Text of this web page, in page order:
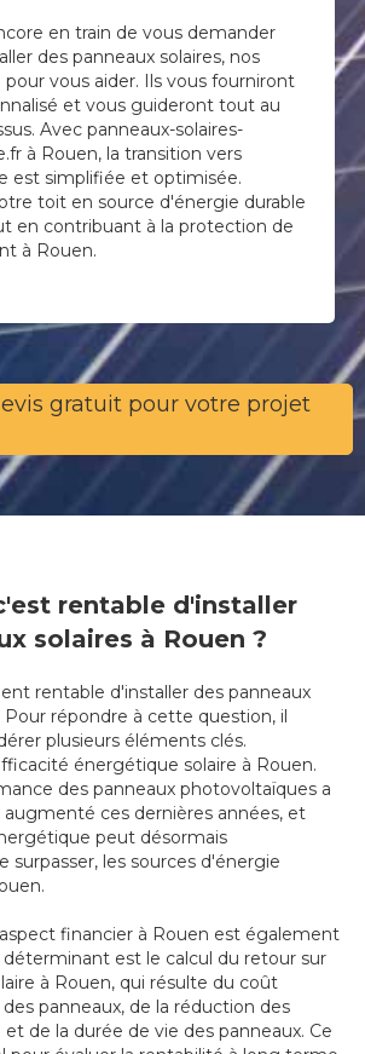
en train de vous demander
des panneaux solaires, nos
pour vous aider. Ils vous fourniront
et vous guideront tout au
Avec panneaux-solaires-
à Rouen, la transition vers
est simplifiée et optimisée.
toit en source d'énergie durable
en contribuant à la protection de
à Rouen.
gratuit pour votre projet
rentable d'installer
solaires à Rouen ?
rentable d'installer des panneaux
Pour répondre à cette question, il
plusieurs éléments clés.
énergétique solaire à Rouen.
des panneaux photovoltaïques a
ces dernières années, et
peut désormais
surpasser, les sources d'énergie
financier à Rouen est également
déterminant est le calcul du retour sur
à Rouen, qui résulte du coût
panneaux, de la réduction des
de la durée de vie des panneaux. Ce